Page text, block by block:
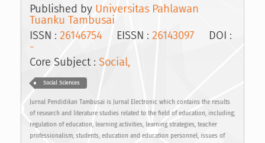
Published by Universitas Pahlawan
Tuanku Tambusai
ISSN : 26146754EISSN : 26143097 DOI :
-
Core Subject : Social,
Social Sciences
Jurnal Pendidikan Tambusai is Jurnal Electronic which contains the results
of research and literature studies related to the field of education, including;
regulation of education, learning activities, learning strategies, teacher
professionalism, students, education and education personnel, issues of